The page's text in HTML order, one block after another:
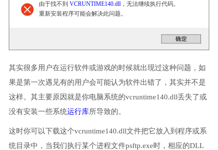
由于找不到 VCRUNTIME140.dll，无法继续执行代码。
重新安装程序可能会解决此问题。
其实很多用户在运行软件或游戏的时候就出现过这种问题，如
果是第一次遇见有的用户会可能认为软件出错了，其实并不是
这样。其主要原因就是你电脑系统的vcruntime140.dll丢失了或
没有安装一些系统运行库所导致的。
这时你可以下载这个vcruntime140.dll文件把它放入到程序或系
统目录中，当我们执行某个进程文件psftp.exe时，相应的DLL